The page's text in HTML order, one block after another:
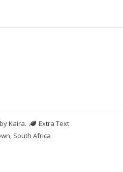
Kaira.
Extra Text
South Africa